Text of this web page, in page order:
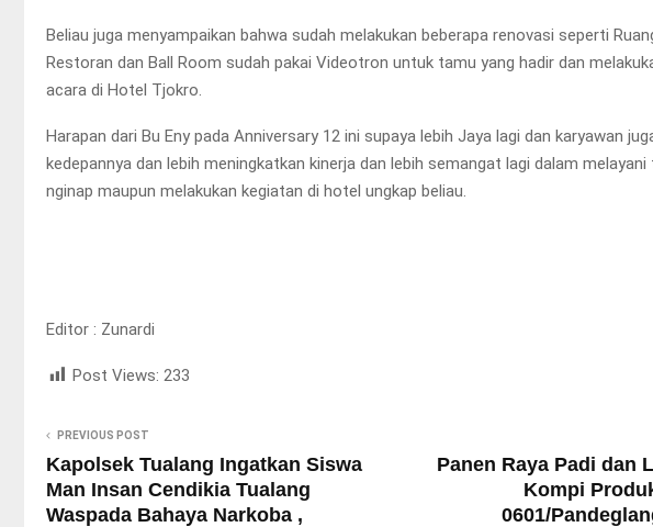
Beliau juga menyampaikan bahwa sudah melakukan beberapa renovasi seperti
Restoran dan Ball Room sudah pakai Videotron untuk tamu yang hadir dan
acara di Hotel Tjokro.
Harapan dari Bu Eny pada Anniversary 12 ini supaya lebih Jaya lagi dan karyawan
kedepannya dan lebih meningkatkan kinerja dan lebih semangat lagi dalam melayani
nginap maupun melakukan kegiatan di hotel ungkap beliau.
Editor : Zunardi
Post Views: 233
PREVIOUS POST
Kapolsek Tualang Ingatkan Siswa
Man Insan Cendikia Tualang
Waspada Bahaya Narkoba ,
Panen Raya Padi dan
Kompi
0601/